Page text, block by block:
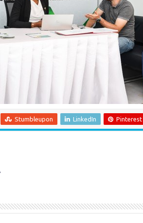
Stumbleupon LinkedIn Pinterest